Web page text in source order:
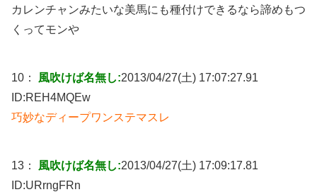
カレンチャンみたいな美馬にも種付けできるなら諦めもつ
くってモンや
10： 風吹けば名無し:2013/04/27(土) 17:07:27.91
ID:REH4MQEw
巧妙なディープワンステマスレ
13： 風吹けば名無し:2013/04/27(土) 17:09:17.81
ID:URrngFRn